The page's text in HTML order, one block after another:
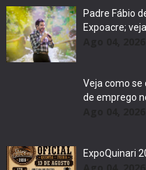
Padre Fábio
Expoacre;
Veja como se
de emprego
ExpoQuinari